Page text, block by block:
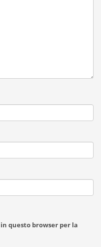
questo browser per la